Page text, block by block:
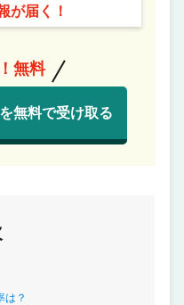
が届く！
無料
無料で受け取る
は？